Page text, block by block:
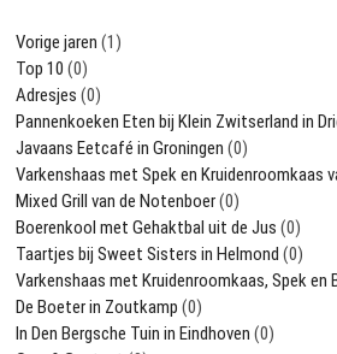
Vorige jaren (1)
Top 10 (0)
Adresjes (0)
Pannenkoeken Eten bij Klein Zwitserland in
Javaans Eetcafé in Groningen (0)
Varkenshaas met Spek en Kruidenroomkaas
Mixed Grill van de Notenboer(0)
Boerenkool met Gehaktbal uit de Jus (0)
Taartjes bij Sweet Sisters in Helmond (0)
Varkenshaas met Kruidenroomkaas, Spek en
De Boeter in Zoutkamp (0)
In Den Bergsche Tuin in Eindhoven (0)